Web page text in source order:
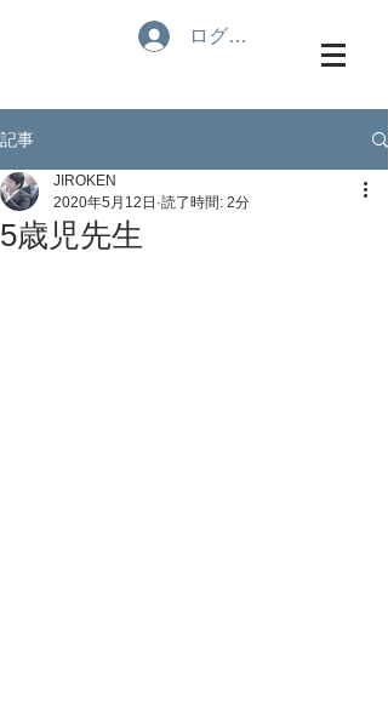
ログイン
記事
5歳児先生
JIROKEN
2020年5月12日 読了時間: 2分